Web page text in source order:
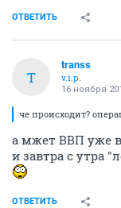
ОТВЕТИТЬ
T
transs
v.i.p.
16 ноября
че происходит?
а мжет ВВП уже в
и завтра с утра
ОТВЕТИТЬ